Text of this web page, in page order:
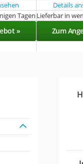
Details
Tagen Lieferbar in
» Zum